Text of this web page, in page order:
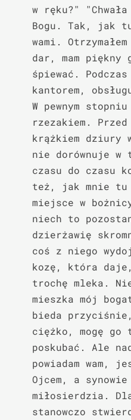
w ręku?"
Bogu. Tak, jak
wami.
dar, mam piękny
śpiewać.
kantorem,
W pewnym
rzezakiem.
krążkiem dziury
nie dorównuje w
czasu do czasu
też, jak mnie
miejsce w
niech to
dzierżawię
coś z niego
kozę, która
trochę mleka.
mieszka mój
bieda
ciężko, mogę go
poskubać. Ale
powiadam wam,
Ojcem, a
miłosierdzia.
stanowczo